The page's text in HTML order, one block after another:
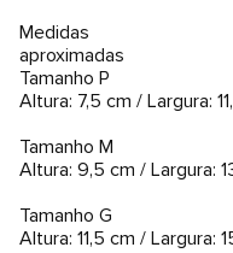
Medidas
aproximadas
Tamanho P
Altura: 7,5 cm / Largura:
Tamanho M
Altura: 9,5 cm / Largura:
Tamanho G
Altura: 11,5 cm /